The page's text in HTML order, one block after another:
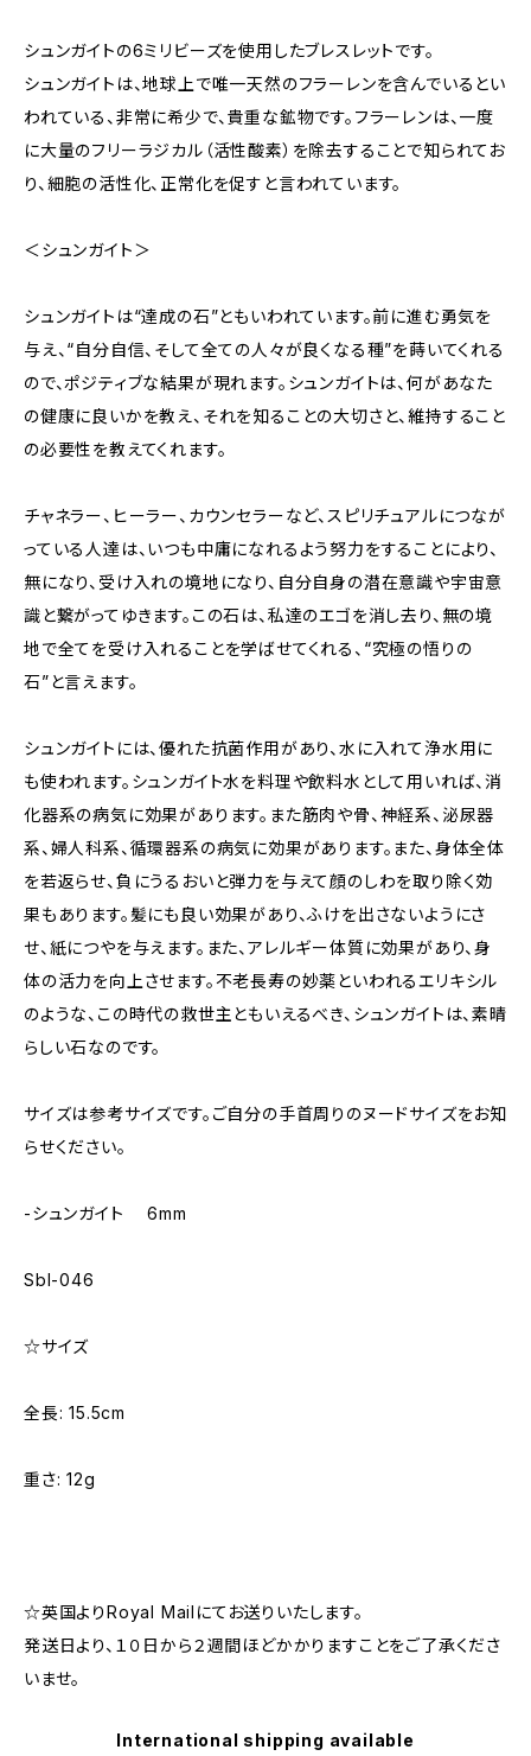
シュンガイトの6ミリビーズを使用したブレスレットです。
シュンガイトは、地球上で唯一天然のフラーレンを含んでいるとい
われている、非常に希少で、貴重な鉱物です。フラーレンは、一度
に大量のフリーラジカル（活性酸素）を除去することで知られてお
り、細胞の活性化、正常化を促すと言われています。
＜シュンガイト＞
シュンガイトは“達成の石”ともいわれています。前に進む勇気を
与え、“自分自信、そして全ての人々が良くなる種”を蒔いてくれる
ので、ポジティブな結果が現れます。シュンガイトは、何があなた
の健康に良いかを教え、それを知ることの大切さと、維持すること
の必要性を教えてくれます。
チャネラー、ヒーラー、カウンセラーなど、スピリチュアルにつなが
っている人達は、いつも中庸になれるよう努力をすることにより、
無になり、受け入れの境地になり、自分自身の潜在意識や宇宙意
識と繋がってゆきます。この石は、私達のエゴを消し去り、無の境
地で全てを受け入れることを学ばせてくれる、“究極の悟りの
石”と言えます。
シュンガイトには、優れた抗菌作用があり、水に入れて浄水用に
も使われます。シュンガイト水を料理や飲料水として用いれば、消
化器系の病気に効果があります。また筋肉や骨、神経系、泌尿器
系、婦人科系、循環器系の病気に効果があります。また、身体全体
を若返らせ、負にうるおいと弾力を与えて顔のしわを取り除く効
果もあります。髪にも良い効果があり、ふけを出さないようにさ
せ、紙につやを与えます。また、アレルギー体質に効果があり、身
体の活力を向上させます。不老長寿の妙薬といわれるエリキシル
のような、この時代の救世主ともいえるべき、シュンガイトは、素晴
らしい石なのです。
サイズは参考サイズです。ご自分の手首周りのヌードサイズをお知
らせください。
-シュンガイト 6mm
Sbl-046
☆サイズ
全長: 15.5cm
重さ: 12g
☆英国よりRoyal Mailにてお送りいたします。
発送日より、１０日から２週間ほどかかりますことをご了承くださ
いませ。
International shipping available